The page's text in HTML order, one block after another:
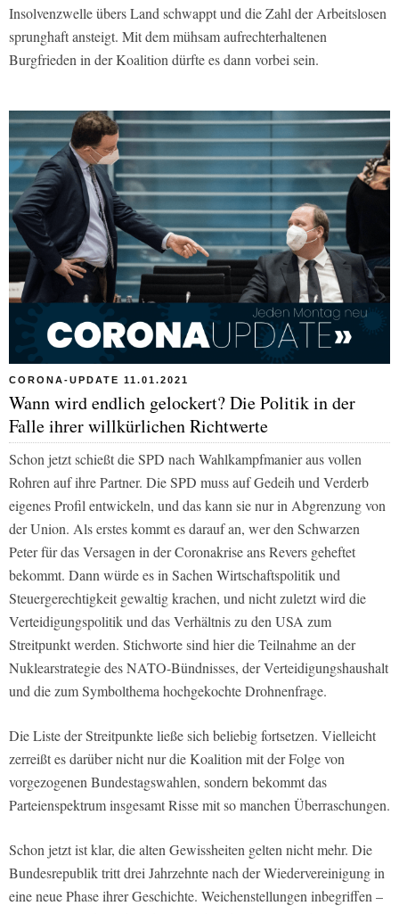
Insolvenzwelle übers Land schwappt und die Zahl der Arbeitslosen
sprunghaft ansteigt. Mit dem mühsam aufrechterhaltenen
Burgfrieden in der Koalition dürfte es dann vorbei sein.
CORONA-UPDATE 11.01.2021
Wann wird endlich gelockert? Die Politik in der
Falle ihrer willkürlichen Richtwerte
Schon jetzt schießt die SPD nach Wahlkampfmanier aus vollen
Rohren auf ihre Partner. Die SPD muss auf Gedeih und Verderb
eigenes Profil entwickeln, und das kann sie nur in Abgrenzung von
der Union. Als erstes kommt es darauf an, wer den Schwarzen
Peter für das Versagen in der Coronakrise ans Revers geheftet
bekommt. Dann würde es in Sachen Wirtschaftspolitik und
Steuergerechtigkeit gewaltig krachen, und nicht zuletzt wird die
Verteidigungspolitik und das Verhältnis zu den USA zum
Streitpunkt werden. Stichworte sind hier die Teilnahme an der
Nuklearstrategie des NATO-Bündnisses, der Verteidigungshaushalt
und die zum Symbolthema hochgekochte Drohnenfrage.
Die Liste der Streitpunkte ließe sich beliebig fortsetzen. Vielleicht
zerreißt es darüber nicht nur die Koalition mit der Folge von
vorgezogenen Bundestagswahlen, sondern bekommt das
Parteienspektrum insgesamt Risse mit so manchen Überraschungen.
Schon jetzt ist klar, die alten Gewissheiten gelten nicht mehr. Die
Bundesrepublik tritt drei Jahrzehnte nach der Wiedervereinigung in
eine neue Phase ihrer Geschichte. Weichenstellungen inbegriffen –